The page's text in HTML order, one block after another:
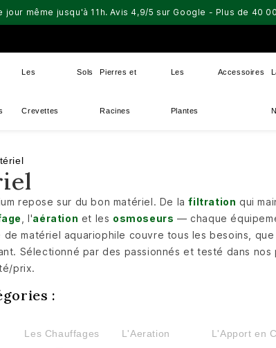
même jusqu'à 11h. Avis 4,9/5 sur Google - Plus de
Les
Crevettes
Sols Pierres et
Racines
Les
Plantes
Accessoires
repose sur du bon matériel. De lafiltration qui
, l'aération et les osmoseurs — chaque
de matériel aquariophile couvre tous les besoins,
Sélectionné par des passionnés et testé dans
prix.
:
Les Chauffages L'Aeration L'Apport en